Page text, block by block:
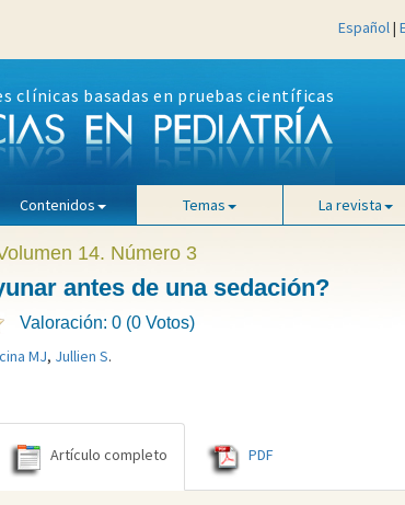
Español|
clínicas basadas en pruebas científicas
Contenidos Temas La revista
14. Número 3
antes de una sedación?
Valoración: 0 (0 Votos)
MJ, Jullien S.
Artículo completo PDF